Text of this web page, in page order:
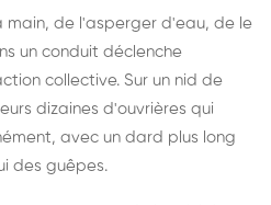
main, de l'asperger d'eau, de le
un conduit déclenche
collective. Sur un nid de
dizaines d'ouvrières qui
avec un dard plus long
des guêpes.